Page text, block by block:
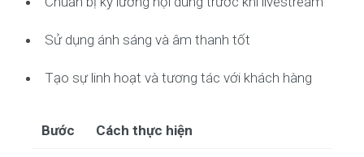
Sử dụng ánh sáng và âm thanh tốt
Tạo sự linh hoạt và tương tác với khách hàng
Bước Cách thực hiện